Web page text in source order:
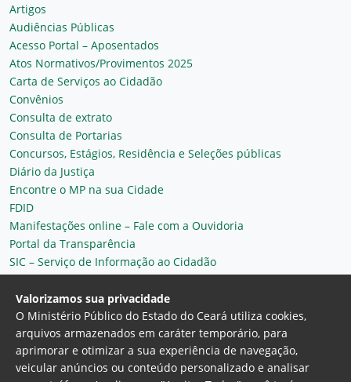
Artigos
Audiências Públicas
Acesso Portal – Aposentados
Atos Normativos/Provimentos 2025
Carta de Serviços ao Cidadão
Convênios
Consulta de extrato
Consulta de Portarias
Concursos, Estágios, Residência e Seleções públicas
Diário da Justiça
Encontre o MP na sua Cidade
FDID
Manifestações online – Fale com a Ouvidoria
Portal da Transparência
SIC – Serviço de Informação ao Cidadão
Plantão MP do Ceará
Secretaria Geral
Valorizamos sua privacidade
O Ministério Público do Estado do Ceará utiliza cookies,
arquivos armazenados em caráter temporário, para
aprimorar e otimizar a sua experiência de navegação,
veicular anúncios ou conteúdo personalizado e analisar